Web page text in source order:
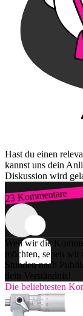
Hast du einen
kannst uns dein
Diskussion wird
23 Kommentare
Zum Login
Weil wir die
möchten, sehen
Stunden nach
dein Verständnis!
Die beliebtesten